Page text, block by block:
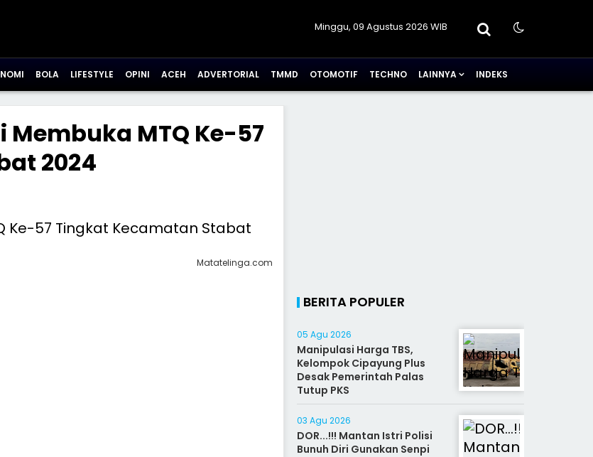
Minggu, 09 Agustus 2026 WIB
BOLA LIFESTYLE OPINI ACEH ADVERTORIAL TMMD OTOMOTIF TECHNO LAINNYA INDEKS
Membuka MTQ Ke-57
2024
Matatelinga.com
BERITA POPULER
05 Agu 2026
Manipulasi Harga TBS,
Kelompok Cipayung Plus
Desak Pemerintah Palas
Tutup PKS
03 Agu 2026
DOR...!!! Mantan Istri Polisi
Bunuh Diri Gunakan Senpi